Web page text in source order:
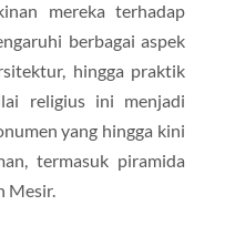
mereka terhadap
berbagai aspek
hingga praktik
religius ini menjadi
yang hingga kini
termasuk piramida
Mesir.